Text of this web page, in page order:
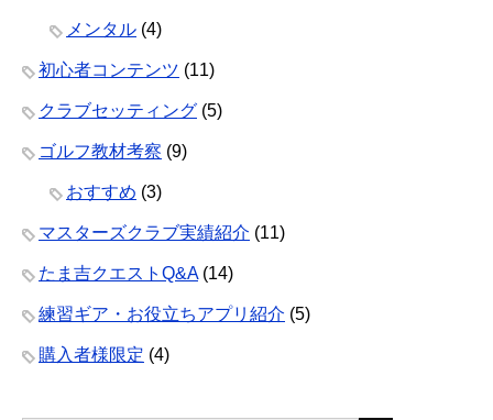
メンタル (4)
初心者コンテンツ (11)
クラブセッティング (5)
ゴルフ教材考察 (9)
おすすめ (3)
マスターズクラブ実績紹介 (11)
たま吉クエストQ&A(14)
練習ギア・お役立ちアプリ紹介 (5)
購入者様限定 (4)